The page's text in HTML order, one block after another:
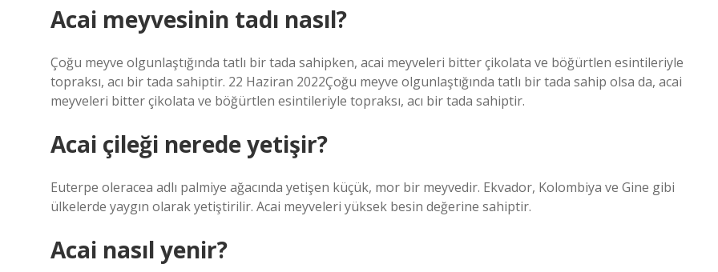
Acai meyvesinin tadı nasıl?
Çoğu meyve olgunlaştığında tatlı bir tada sahipken, acai meyveleri bitter çikolata ve böğürtlen esintileriyle
topraksı, acı bir tada sahiptir. 22 Haziran 2022Çoğu meyve olgunlaştığında tatlı bir tada sahip olsa da, acai
meyveleri bitter çikolata ve böğürtlen esintileriyle topraksı, acı bir tada sahiptir.
Acai çileği nerede yetişir?
Euterpe oleracea adlı palmiye ağacında yetişen küçük, mor bir meyvedir. Ekvador, Kolombiya ve Gine gibi
ülkelerde yaygın olarak yetiştirilir. Acai meyveleri yüksek besin değerine sahiptir.
Acai nasıl yenir?